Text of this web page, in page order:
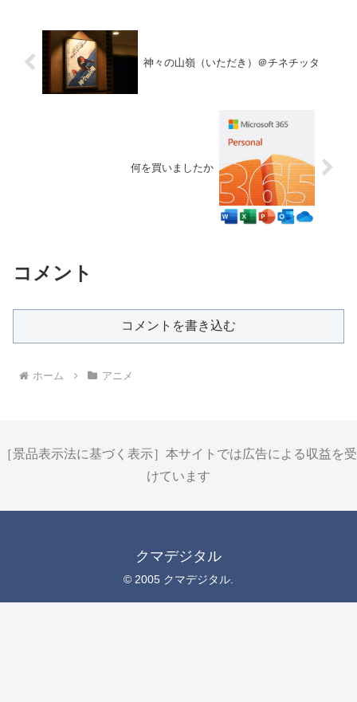
神々の山嶺（いただき）＠チネチッタ
何を買いましたか
コメント
コメントを書き込む
ホーム アニメ
［景品表示法に基づく表示］本サイトでは広告による収益を受
けています
クマデジタル
© 2005 クマデジタル.